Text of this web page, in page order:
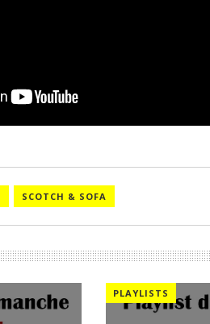
SCOTCH & SOFA
PLAYLISTS